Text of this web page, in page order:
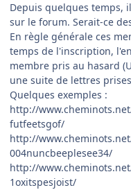
Depuis quelques temps,
sur le forum. Serait-ce
En règle générale ces
temps de l'inscription,
membre pris au hasard
une suite de lettres
Quelques exemples :
http://
futfeetsgof/
http://
004nuncbeeplesee34/
http://
1oxitspesjoist/